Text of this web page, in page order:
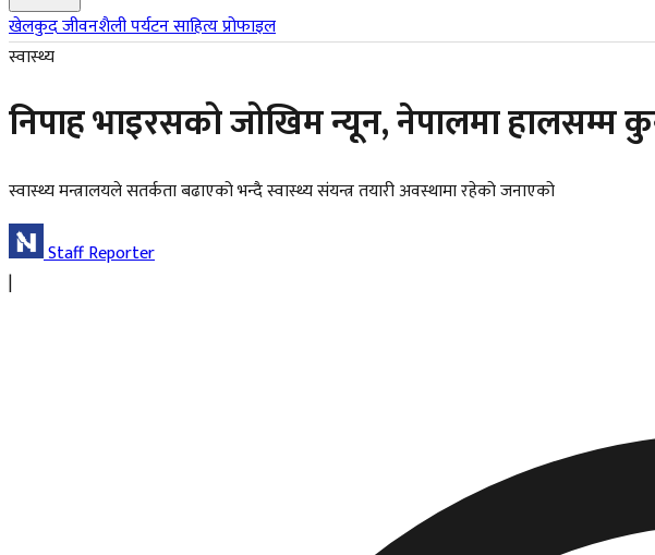
खेलकुदजीवनशैलीपर्यटनसाहित्यप्रोफाइल
स्वास्थ्य
निपाह भाइरसको जोखिम न्यून, नेपालमा हालसम्म
स्वास्थ्य मन्त्रालयले सतर्कता बढाएको भन्दै स्वास्थ्य संयन्त्र तयारी अवस्थामा रहेको जनाएको
Staff Reporter
|